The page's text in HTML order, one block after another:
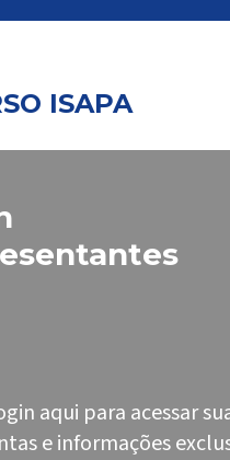
ISAPA
aqui para acessar
e informações